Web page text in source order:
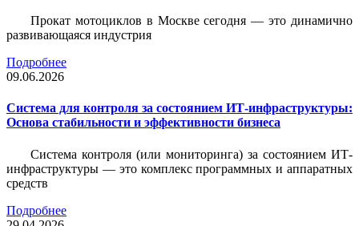
Прокат мотоциклов в Москве сегодня — это динамично
развивающаяся индустрия
Подробнее
09.06.2026
Система для контроля за состоянием ИТ-инфраструктуры:
Основа стабильности и эффективности бизнеса
Система контроля (или мониторинга) за состоянием ИТ-
инфраструктуры — это комплекс программных и аппаратных
средств
Подробнее